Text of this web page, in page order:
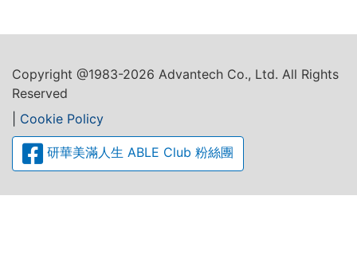
Copyright @1983-2026 Advantech Co., Ltd. All Rights
Reserved
Cookie Policy
研華美滿人生 ABLE Club 粉絲團